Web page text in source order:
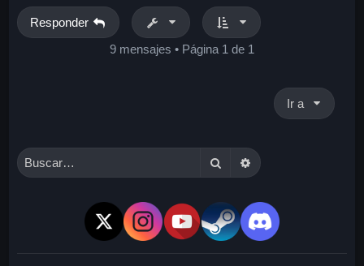
Responder
9 mensajes • Página 1 de 1
Ir a
BuscarBúsqueda avanzada